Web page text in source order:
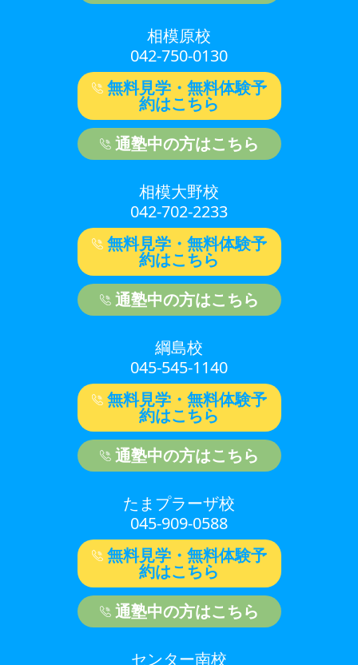
相模原校
042-750-0130
無料見学・無料体験予
約はこちら
通塾中の方はこちら
相模大野校
042-702-2233
無料見学・無料体験予
約はこちら
通塾中の方はこちら
綱島校
045-545-1140
無料見学・無料体験予
約はこちら
通塾中の方はこちら
たまプラーザ校
045-909-0588
無料見学・無料体験予
約はこちら
通塾中の方はこちら
センター南校